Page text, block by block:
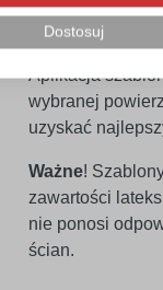
Łatwy
Aplikacja
wybranej
uzyskać
Ważne!
zawartości
nie ponosi
ścian.
Dostosuj